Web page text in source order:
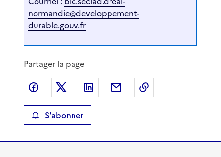
normandie@developpement-
durable.gouv.fr
Partager la page
Partager sur Facebook
Partager sur XPartager sur LinkedIn
Partager par email
S'abonner